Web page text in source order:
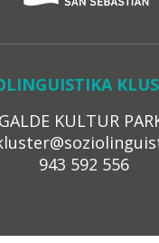
KULTUR
943 592 556